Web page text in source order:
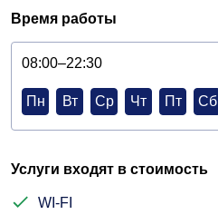
Время работы
08:00–22:30
Пн Вт Ср Чт Пт Сб
Услуги входят в стоимость
WI-FI